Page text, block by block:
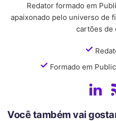
Redator formado em
apaixonado pelo universo de
cartões de
Formado em
Você também vai